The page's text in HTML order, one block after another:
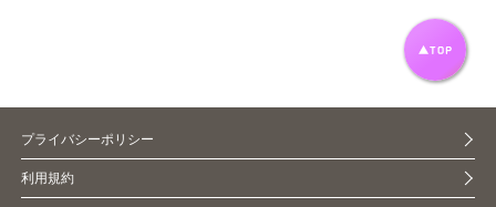
プライバシーポリシー
利用規約